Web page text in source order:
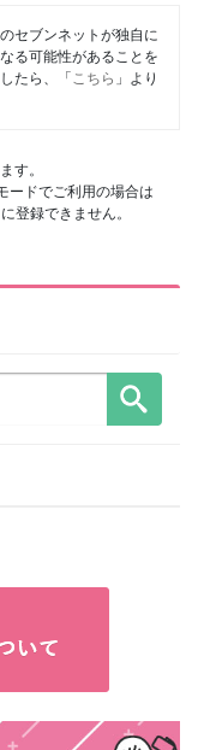
セブンネットが独自に
る可能性があることを
たら、「 こちら 」より
す。
ードでご利用の場合は
登録できません。